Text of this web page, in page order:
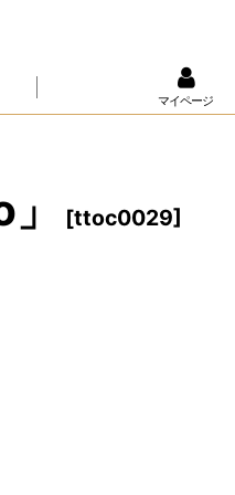
マイページ
[ttoc0029]